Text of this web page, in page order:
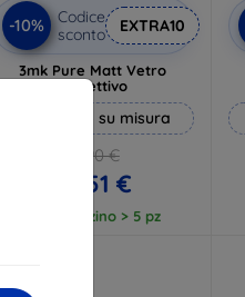
-10%
Codice
sconto
EXTRA10
3mk Pure Matt Vetro
protettivo
Realizzato su misura
13,90 €
12,51 €
In magazzino > 5 pz